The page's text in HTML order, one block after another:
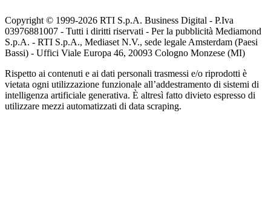
Copyright © 1999-2026 RTI S.p.A. Business Digital - P.Iva
03976881007 - Tutti i diritti riservati - Per la pubblicità Mediamond
S.p.A. - RTI S.p.A., Mediaset N.V., sede legale Amsterdam (Paesi
Bassi) - Uffici Viale Europa 46, 20093 Cologno Monzese (MI)
Rispetto ai contenuti e ai dati personali trasmessi e/o riprodotti è
vietata ogni utilizzazione funzionale all’addestramento di sistemi di
intelligenza artificiale generativa. È altresì fatto divieto espresso di
utilizzare mezzi automatizzati di data scraping.